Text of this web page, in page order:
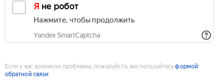
Я не робот
Нажмите, чтобы продолжить
Yandex SmartCaptcha
Если у вас возникли проблемы, пожалуйста, воспользуйтесьформой
обратной связи